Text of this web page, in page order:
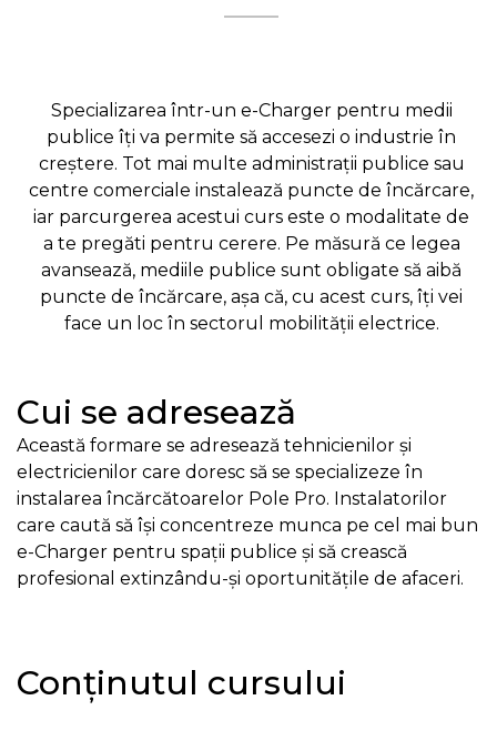
Specializarea într-un e-Charger pentru medii
publice îți va permite să accesezi o industrie în
creștere. Tot mai multe administrații publice sau
centre comerciale instalează puncte de încărcare,
iar parcurgerea acestui curs este o modalitate de
a te pregăti pentru cerere. Pe măsură ce legea
avansează, mediile publice sunt obligate să aibă
puncte de încărcare, așa că, cu acest curs, îți vei
face un loc în sectorul mobilității electrice.
Cui se adresează
Această formare se adresează tehnicienilor și
electricienilor care doresc să se specializeze în
instalarea încărcătoarelor Pole Pro. Instalatorilor
care caută să își concentreze munca pe cel mai bun
e-Charger pentru spații publice și să crească
profesional extinzându-și oportunitățile de afaceri.
Conținutul cursului